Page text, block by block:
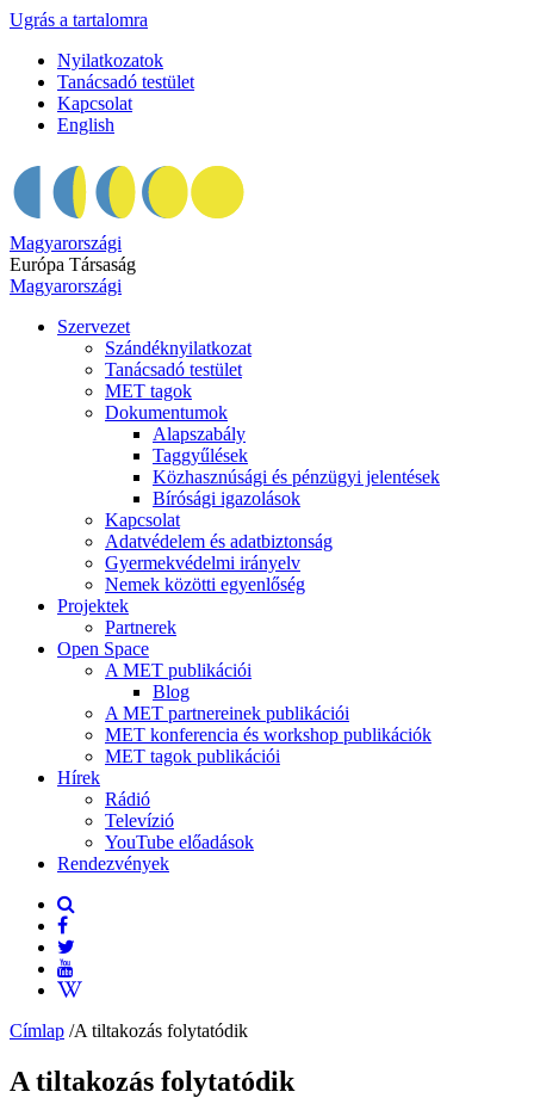
Ugrás a tartalomra
Nyilatkozatok
Tanácsadó testület
Kapcsolat
English
Magyarországi
Európa Társaság
Magyarországi
Szervezet
Szándéknyilatkozat
Tanácsadó testület
MET tagok
Dokumentumok
Alapszabály
Taggyűlések
Közhasznúsági és pénzügyi jelentések
Bírósági igazolások
Kapcsolat
Adatvédelem és adatbiztonság
Gyermekvédelmi irányelv
Nemek közötti egyenlőség
Projektek
Partnerek
Open Space
A MET publikációi
Blog
A MET partnereinek publikációi
MET konferencia és workshop publikációk
MET tagok publikációi
Hírek
Rádió
Televízió
YouTube előadások
Rendezvények
Címlap /A tiltakozás folytatódik
A tiltakozás folytatódik